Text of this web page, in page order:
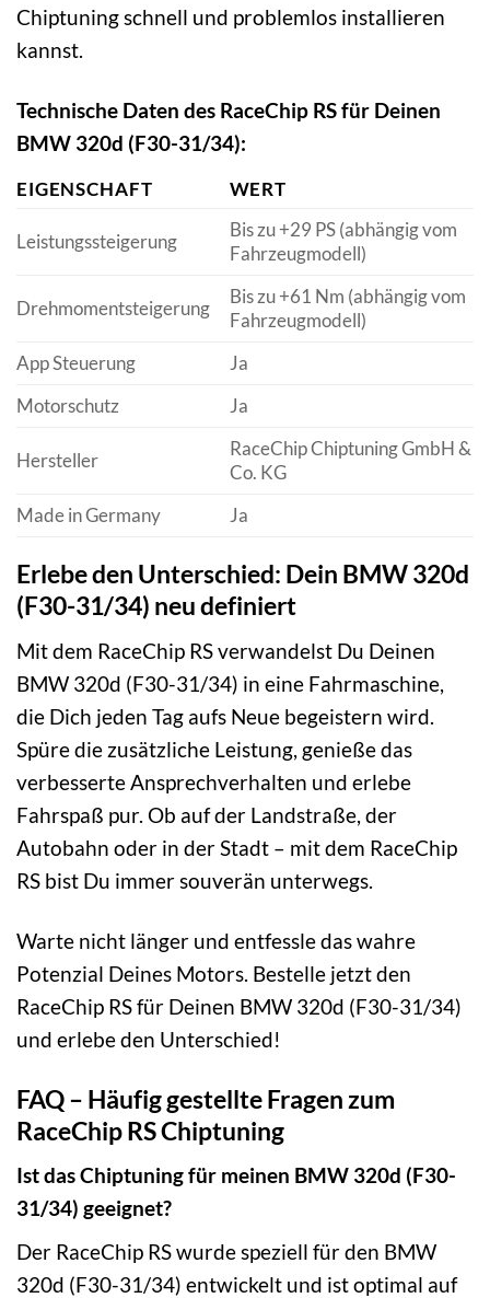
Chiptuning schnell und problemlos installieren
kannst.
Technische Daten des RaceChip RS für Deinen
BMW 320d (F30-31/34):
EIGENSCHAFT WERT
Leistungssteigerung
Bis zu +29 PS (abhängig vom
Fahrzeugmodell)
Drehmomentsteigerung
Bis zu +61 Nm (abhängig vom
Fahrzeugmodell)
App Steuerung
Ja
Motorschutz
Ja
Hersteller
RaceChip Chiptuning GmbH &
Co. KG
Made in Germany
Ja
Erlebe den Unterschied: Dein BMW 320d
(F30-31/34) neu definiert
Mit dem RaceChip RS verwandelst Du Deinen
BMW 320d (F30-31/34) in eine Fahrmaschine,
die Dich jeden Tag aufs Neue begeistern wird.
Spüre die zusätzliche Leistung, genieße das
verbesserte Ansprechverhalten und erlebe
Fahrspaß pur. Ob auf der Landstraße, der
Autobahn oder in der Stadt – mit dem RaceChip
RS bist Du immer souverän unterwegs.
Warte nicht länger und entfessle das wahre
Potenzial Deines Motors. Bestelle jetzt den
RaceChip RS für Deinen BMW 320d (F30-31/34)
und erlebe den Unterschied!
FAQ – Häufig gestellte Fragen zum
RaceChip RS Chiptuning
Ist das Chiptuning für meinen BMW 320d (F30-
31/34) geeignet?
Der RaceChip RS wurde speziell für den BMW
320d (F30-31/34) entwickelt und ist optimal auf